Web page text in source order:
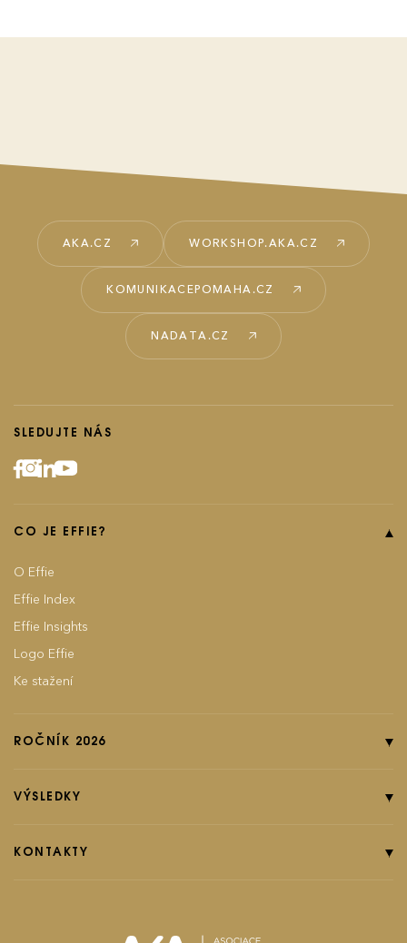
AKA.CZ WORKSHOP.AKA.CZ
KOMUNIKACEPOMAHA.CZ
NADATA.CZ
SLEDUJTE NÁS
CO JE EFFIE?
O Effie
Effie Index
Effie Insights
Logo Effie
Ke stažení
ROČNÍK 2026
Pravidla soutěže
Poplatky
VÝSLEDKY
Ročník 2024
KONTAKTY